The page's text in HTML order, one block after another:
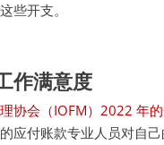
些开支。
作满意度
协会（IOFM）2022 年的
应付账款专业人员对自